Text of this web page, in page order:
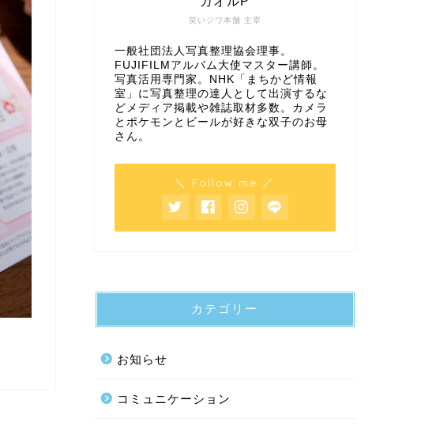
笑いジワ本舗 主宰
一般社団法人写真整理協会理事。
FUJIFILMアルバム大使マスター講師。
写真活用専門家。NHK「まちかど情報
室」に写真整理の達人として出演するな
どメディア掲載や雑誌取材多数。カメラ
とポケモンとビールが好きな双子のお母
さん。
＼ Follow me ／
カテゴリー
お知らせ
コミュニケーション